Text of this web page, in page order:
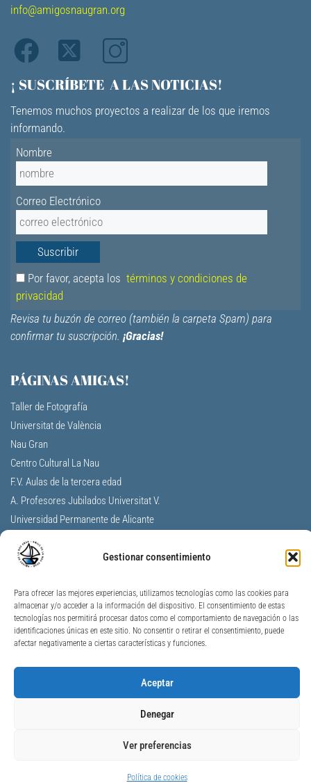
Gestionar consentimiento
Para ofrecer las mejores experiencias, utilizamos tecnologías como las cookies para
almacenar y/o acceder a la información del dispositivo. El consentimiento de estas
tecnologías nos permitirá procesar datos como el comportamiento de navegación o las
identificaciones únicas en este sitio. No consentir o retirar el consentimiento, puede
afectar negativamente a ciertas características y funciones.
Aceptar
Denegar
Ver preferencias
Política de cookies
info@amigosnaugran.org
¡ SUSCRÍBETE A LAS NOTICIAS!
Tenemos muchos proyectos a realizar de los que iremos
informando.
Nombre
Correo Electrónico
Por favor, acepta los términos y condiciones de
privacidad
Revisa tu buzón de correo (también la carpeta Spam) para
confirmar tu suscripción. ¡Gracias!
PÁGINAS AMIGAS!
Taller de Fotografía
Universitat de València
Nau Gran
Centro Cultural La Nau
F.V. Aulas de la tercera edad
A. Profesores Jubilados Universitat V.
Universidad Permanente de Alicante
Universitat per a Majors Jaume I
Unimajors Gandia
AJ València – Personas Mayores
GVA – Personas Mayores
S.V de Geriatría y Gerontología
POLÍTICA DE PRIVACIDAD